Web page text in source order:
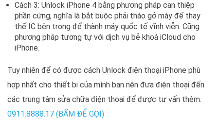
Cách 3: Unlock iPhone 4 bằng phương pháp can thiệp
phần cứng, nghĩa là bắt buộc phải tháo gở máy để thay
thế IC bên trong để thành máy quốc tế vĩnh viễn. Cũng
phương pháp tương tự với dịch vụ bẻ khoá iCloud cho
iPhone.
Tuy nhiên để có được cách Unlock điện thoại iPhone phù
hợp nhất cho thiết bị của mình bạn nên đưa điện thoại đến
các trung tâm sửa chữa điện thoại để được tư vấn thêm.
0911.8888.17 (BẤM ĐỂ GỌI)